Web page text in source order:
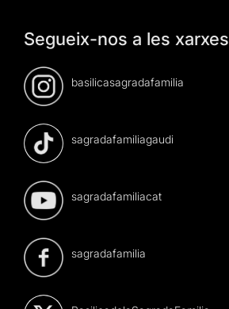
Segueix-nos a les xarxes
basilicasagradafamilia
sagradafamiliagaudi
sagradafamiliacat
sagradafamilia